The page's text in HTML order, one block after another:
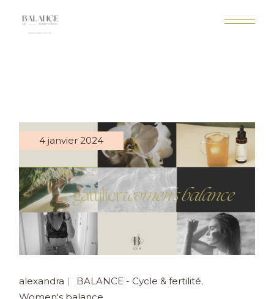
4 janvier 2024
alexandra
BALANCE - Cycle & fertilité